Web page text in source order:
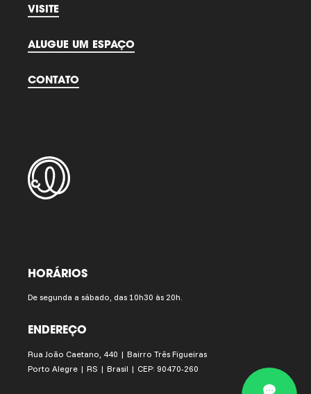
VISITE
ALUGUE UM ESPAÇO
CONTATO
HORÁRIOS
De segunda a sábado, das 10h30 às 20h.
ENDEREÇO
Rua João Caetano, 440 | Bairro Três Figueiras
Porto Alegre | RS | Brasil | CEP: 90470-260